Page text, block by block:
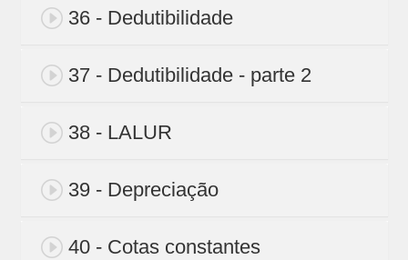
36 - Dedutibilidade
37 - Dedutibilidade - parte 2
38 - LALUR
39 - Depreciação
40 - Cotas constantes